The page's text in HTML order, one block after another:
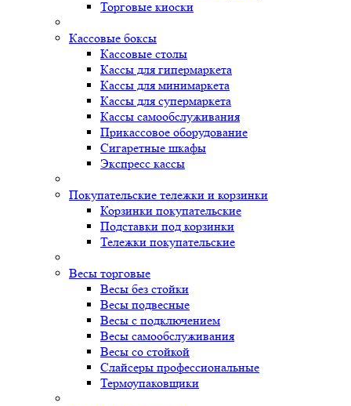
Торговые киоски
Кассовые боксы
Кассовые столы
Кассы для гипермаркета
Кассы для минимаркета
Кассы для супермаркета
Кассы самообслуживания
Прикассовое оборудование
Сигаретные шкафы
Экспресс кассы
Покупательские тележки и корзинки
Корзинки покупательские
Подставки под корзинки
Тележки покупательские
Весы торговые
Весы без стойки
Весы подвесные
Весы с подключением
Весы самообслуживания
Весы со стойкой
Слайсеры профессиональные
Термоупаковщики